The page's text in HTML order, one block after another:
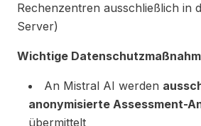
Rechenzentren ausschließlich in
Server)
Wichtige
An Mistral AI werden
anonymisierte Assessment-
übermittelt